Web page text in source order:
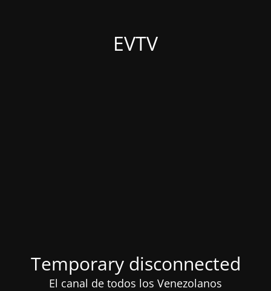
EVTV
Temporary disconnected
El canal de todos los Venezolanos